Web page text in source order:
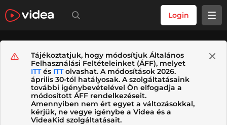
Login
Tájékoztatjuk, hogy módosítjuk Általános
Felhasználási Feltételeinket (ÁFF), melyet
ITTés ITTolvashat. A módosítások 2026.
április 30-tól hatályosak. A szolgáltatásaink
további igénybevételével Ön elfogadja a
módosított ÁFF rendelkezéseit.
Amennyiben nem ért egyet a változásokkal,
kérjük, ne vegye igénybe a Videa és a
VideaKid szolgáltatásait.